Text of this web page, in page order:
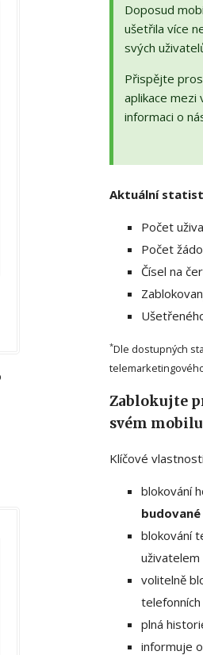
Doposud
ušetřila více
svých
Přispějte
aplikace mezi
informaci o
Aktuální
Počet
Počet
Čísel na
*Dle dostupných
Zablokujte
svém
Klíčové
blokování
blokování
uživatelem
volitelně
telefonních
plná
informuje